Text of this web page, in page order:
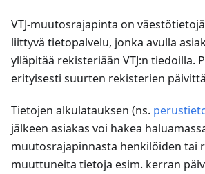
VTJ-muutosrajapinta on
liittyvä tietopalvelu, jonka avulla
ylläpitää rekisteriään VTJ:n tiedoilla.
erityisesti suurten rekisterien
Tietojen alkulatauksen (ns.
jälkeen asiakas voi hakea
muutosrajapinnasta henkilöiden tai
muuttuneita tietoja esim. kerran